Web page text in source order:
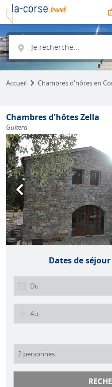
Je recherche...
Accueil Chambres d'hôtes en
Chambres d'hôtes Zella
Guitera
Dates de